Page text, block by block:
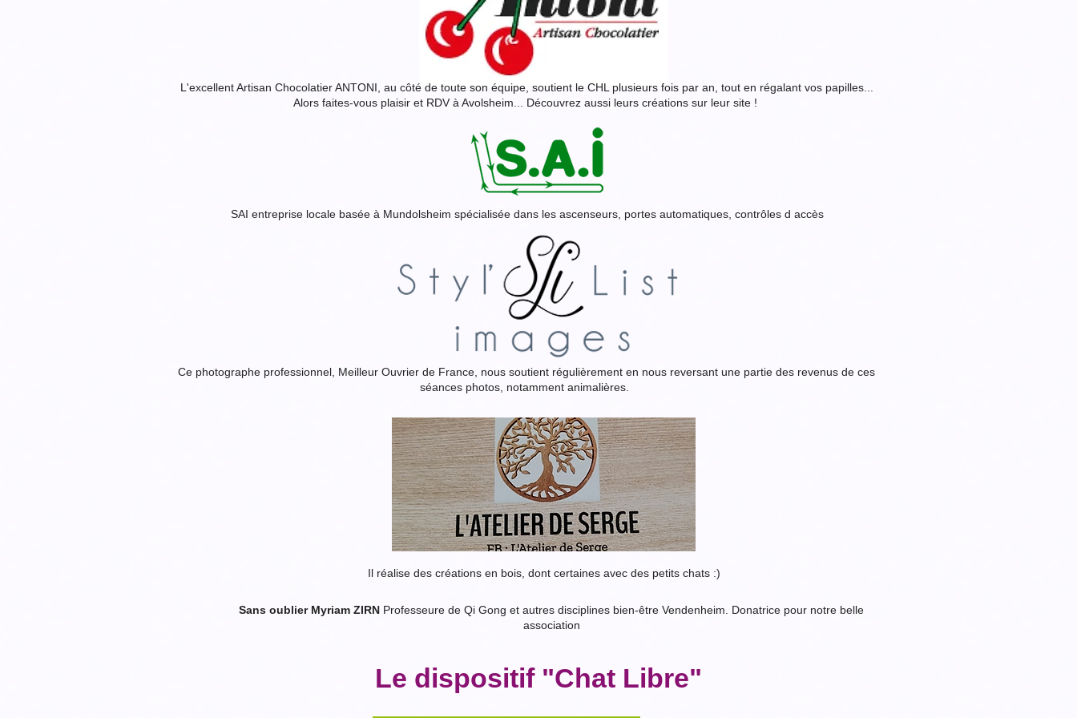
L'excellent Artisan Chocolatier ANTONI, au côté de toute son équipe, soutient le CHL plusieurs fois par an, tout en régalant vos papilles...
Alors faites-vous plaisir et RDV à Avolsheim... Découvrez aussi leurs créations sur leur site !
SAI entreprise locale basée à Mundolsheim spécialisée dans les ascenseurs, portes automatiques, contrôles d accès
Ce photographe professionnel, Meilleur Ouvrier de France, nous soutient régulièrement en nous reversant une partie des revenus de ces
séances photos, notamment animalières.
Il réalise des créations en bois, dont certaines avec des petits chats :)
Sans oublier Myriam ZIRN Professeure de Qi Gong et autres disciplines bien-être Vendenheim. Donatrice pour notre belle
association
Le dispositif "Chat Libre"